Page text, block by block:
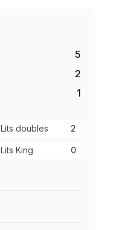
5
2
1
Lits doubles 2
Lits King 0